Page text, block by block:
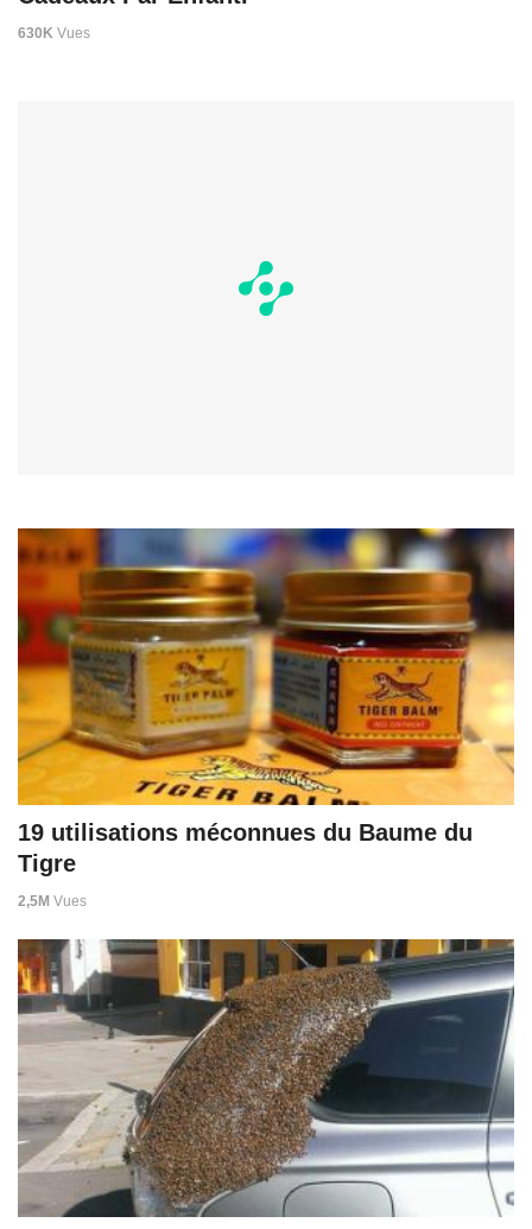
630K Vues
19 utilisations méconnues du Baume du
Tigre
2,5M Vues